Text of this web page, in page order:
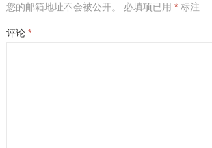
您的邮箱地址不会被公开。 必填项已用 *标注
评论 *